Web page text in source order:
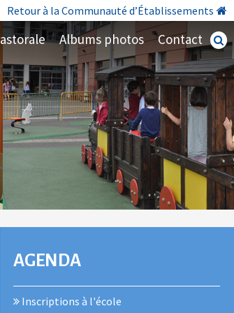
Retour à la Communauté d’Établissements
Albums photos Contact
NAVIGATION
AGENDA
Inscriptions à l'école